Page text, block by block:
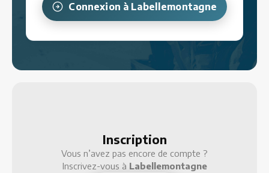
Restaurants
Services
Animations
Connexion à Labellemontagne
Inscription
Vous n’avez pas encore de compte ?
Inscrivez-vous à Labellemontagne